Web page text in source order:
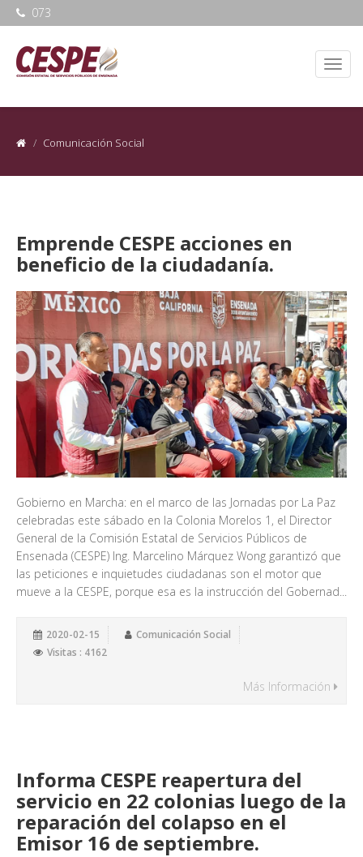
073
Comunicación Social
Emprende CESPE acciones en
beneficio de la ciudadanía.
Gobierno en Marcha: en el marco de las Jornadas por La Paz
celebradas este sábado en la Colonia Morelos 1, el Director
General de la Comisión Estatal de Servicios Públicos de
Ensenada (CESPE) Ing. Marcelino Márquez Wong garantizó que
las peticiones e inquietudes ciudadanas son el motor que
mueve a la CESPE, porque esa es la instrucción del Gobernad...
2020-02-15
Comunicación Social
Visitas : 4162
Más Información
Informa CESPE reapertura del
servicio en 22 colonias luego de la
reparación del colapso en el
Emisor 16 de septiembre.